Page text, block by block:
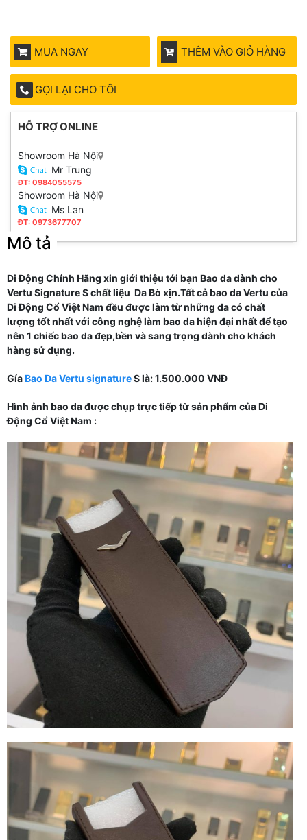
MUA NGAY THÊM VÀO GIỎ HÀNG
GỌI LẠI CHO TÔI
HỖ TRỢ ONLINE
Showroom Hà Nội
Mr Trung
ĐT: 0984055575
Showroom Hà Nội
Ms Lan
ĐT: 0973677707
Mô tả
Di Động Chính Hãng xin giới thiệu tới bạn Bao da dành cho
Vertu Signature S chất liệu Da Bò xịn.Tất cả bao da Vertu của
Di Động Cổ Việt Nam đều được làm từ những da có chất
lượng tốt nhất với công nghệ làm bao da hiện đại nhất để tạo
nên 1 chiếc bao da đẹp,bền và sang trọng dành cho khách
hàng sử dụng.
GíaBao Da Vertu signatureS là: 1.500.000 VNĐ
Hình ảnh bao da được chụp trực tiếp từ sản phẩm của Di
Động Cổ Việt Nam :